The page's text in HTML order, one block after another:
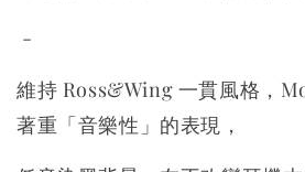
-
維持 Ross&Wing 一貫風格，
著重「音樂性」的表現，